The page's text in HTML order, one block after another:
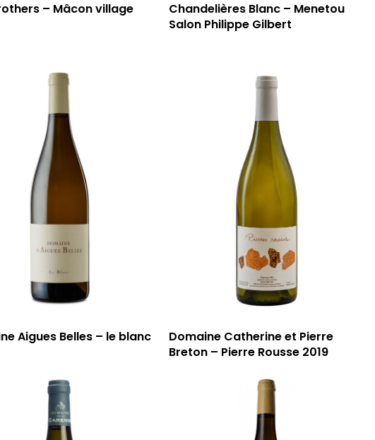
– Mâcon village
Chandelières Blanc – Menetou
Salon Philippe Gilbert
Aigues Belles – le blanc
Domaine Catherine et Pierre
Breton – Pierre Rousse 2019